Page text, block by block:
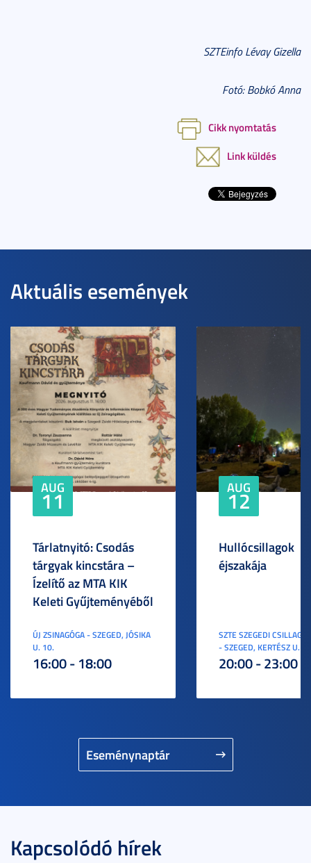
SZTEinfo Lévay Gizella
Fotó: Bobkó Anna
Cikk nyomtatás
Link küldés
Aktuális események
Eseménynaptár
AUG
11
Tárlatnyitó: Csodás
tárgyak kincstára –
Ízelítő az MTA KIK
Keleti Gyűjteményéből
ÚJ ZSINAGÓGA - SZEGED, JÓSIKA
U. 10.
16:00 - 18:00
AUG
12
Hullócsillagok
éjszakája
SZTE SZEGEDI
- SZEGED, KERTÉSZ U. 3.
20:00 - 23:00
Kapcsolódó hírek